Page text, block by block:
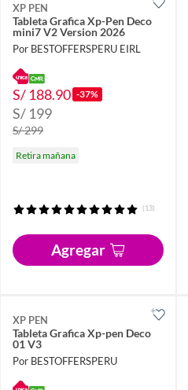
XP PEN
Tableta Grafica Xp-Pen Deco
mini7 V2 Version 2026
Por BESTOFFERSPERU EIRL
S/ 188.90 -37%
S/ 199
S/ 299
Retira mañana
(13)
Agregar
XP PEN
Tableta Grafica Xp-pen Deco
01 V3
Por BESTOFFERSPERU